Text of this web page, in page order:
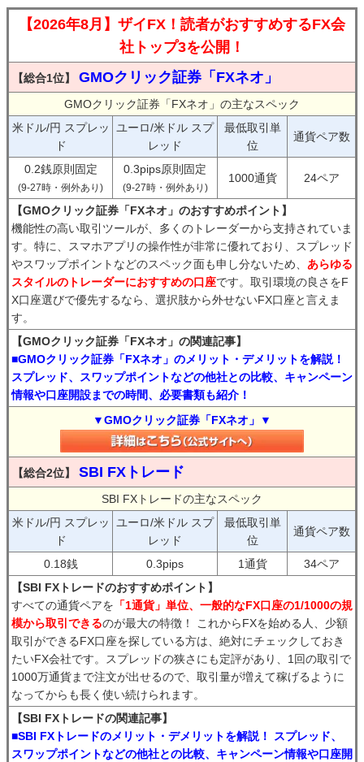
【2026年8月】ザイFX！読者がおすすめするFX会
社トップ3を公開！
【総合1位】 GMOクリック証券「FXネオ」
GMOクリック証券「FXネオ」の主なスペック
米ドル/円 スプレッ
ド
ユーロ/米ドル スプ
レッド
最低取引単
位
通貨ペア数
0.2銭原則固定
(9-27時・例外あり)
0.3pips原則固定
(9-27時・例外あり)
1000通貨 24ペア
【GMOクリック証券「FXネオ」のおすすめポイント】
機能性の高い取引ツールが、多くのトレーダーから支持されていま
す。特に、スマホアプリの操作性が非常に優れており、スプレッド
やスワップポイントなどのスペック面も申し分ないため、 あらゆる
スタイルのトレーダーにおすすめの口座です。取引環境の良さをF
X口座選びで優先するなら、選択肢から外せないFX口座と言えま
す。
【GMOクリック証券「FXネオ」の関連記事】
■GMOクリック証券「FXネオ」のメリット・デメリットを解説！
スプレッド、スワップポイントなどの他社との比較、キャンペーン
情報や口座開設までの時間、必要書類も紹介！
▼GMOクリック証券「FXネオ」▼
【総合2位】 SBI FXトレード
SBI FXトレードの主なスペック
米ドル/円 スプレッ
ド
ユーロ/米ドル スプ
レッド
最低取引単
位
通貨ペア数
0.18銭 0.3pips 1通貨
34ペア
【SBI FXトレードのおすすめポイント】
すべての通貨ペアを 「1通貨」単位、一般的なFX口座の1/1000の規
模から取引できるのが最大の特徴！ これからFXを始める人、少額
取引ができるFX口座を探している方は、絶対にチェックしておき
たいFX会社です。スプレッドの狭さにも定評があり、1回の取引で
1000万通貨まで注文が出せるので、取引量が増えて稼げるように
なってからも長く使い続けられます。
【SBI FXトレードの関連記事】
■SBI FXトレードのメリット・デメリットを解説！ スプレッド、
スワップポイントなどの他社との比較、キャンペーン情報や口座開